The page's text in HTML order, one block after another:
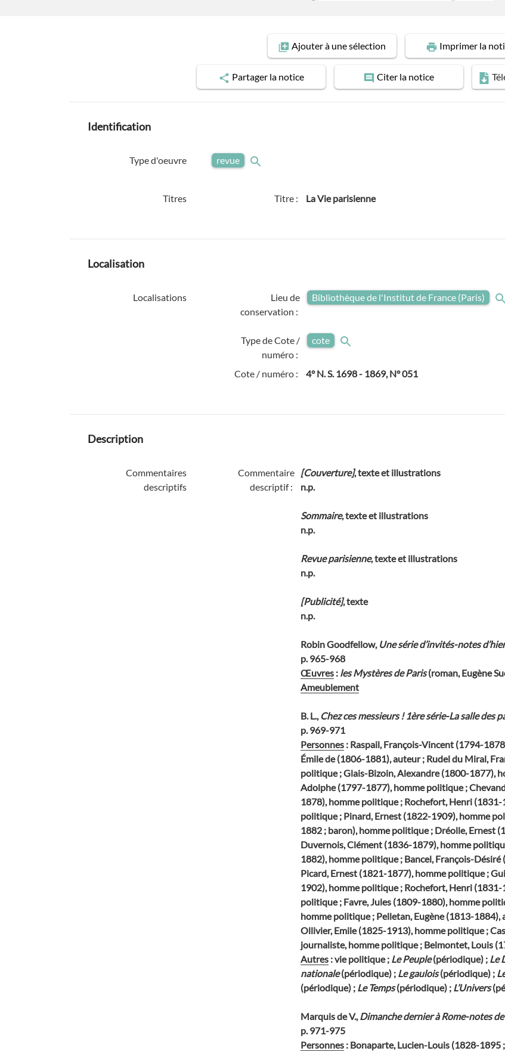
Ajouterà une sélection Imprimerla
Partagerla notice Citer la notice
Identification
Type d'oeuvre revue
Titres Titre : La Vie parisienne
Localisation
Localisations
Lieu de
conservation :
Bibliothèque de l'Institut de France (Paris)
Type de Cote /
numéro :
cote
Cote / numéro : 4° N. S. 1698 - 1869, N° 051
Description
Commentaires
descriptifs
Commentaire
descriptif :
[Couverture], texte et illustrations
n.p.
Sommaire, texte et illustrations
n.p.
Revue parisienne, texte et illustrations
n.p.
[Publicité], texte
n.p.
Robin Goodfellow, Une série d’invités-notes
p. 965-968
Œuvres : les Mystères de Paris(roman, Eugène
Ameublement
B. L., Chez ces messieurs ! 1ère série-La salle des
p. 969-971
Personnes : Raspail, François-Vincent (1794-
Émile de (1806-1881), auteur ; Rudel du Miral,
politique ; Glais-Bizoin, Alexandre (1800-1877),
Adolphe (1797-1877), homme politique ;
1878), homme politique ; Rochefort, Henri
politique ; Pinard, Ernest (1822-1909), homme
1882 ; baron), homme politique ; Dréolle, Ernest
Duvernois, Clément (1836-1879), homme
1882), homme politique ; Bancel, François-
Picard, Ernest (1821-1877), homme politique ;
1902), homme politique ; Rochefort, Henri
politique ; Favre, Jules (1809-1880), homme
homme politique ; Pelletan, Eugène (1813-
Ollivier, Emile (1825-1913), homme politique ;
journaliste, homme politique ; Belmontet, Louis
Autres : vie politique ; Le Peuple(périodique) ; Le
nationale(périodique) ; Le gaulois(périodique) ;
(périodique) ; Le Temps(périodique) ; L’Univers
Marquis de V.,Dimanche dernier à Rome-notes
p. 971-975
Personnes : Bonaparte, Lucien-Louis (1828-1895